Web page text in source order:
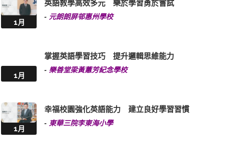
1月
英語教學高效多元 樂於學習勇於嘗試
- 元朗朗屏邨惠州學校
1月
掌握英語學習技巧 提升邏輯思維能力
- 樂善堂梁黃蕙芳紀念學校
1月
幸福校園強化英語能力 建立良好學習習慣
- 東華三院李東海小學